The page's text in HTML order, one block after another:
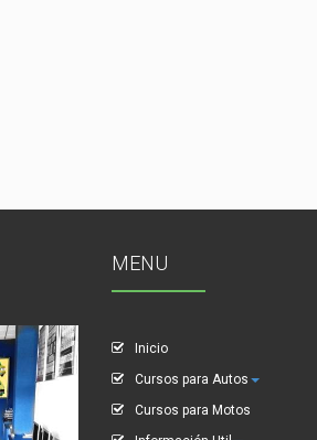
MENU
Inicio
Cursos para Autos
Cursos para Motos